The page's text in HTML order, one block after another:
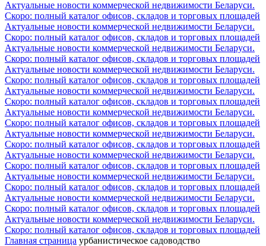
Актуальные новости коммерческой недвижимости Беларуси.
Скоро: полный каталог офисов, складов и торговых площадей
Актуальные новости коммерческой недвижимости Беларуси.
Скоро: полный каталог офисов, складов и торговых площадей
Актуальные новости коммерческой недвижимости Беларуси.
Скоро: полный каталог офисов, складов и торговых площадей
Актуальные новости коммерческой недвижимости Беларуси.
Скоро: полный каталог офисов, складов и торговых площадей
Актуальные новости коммерческой недвижимости Беларуси.
Скоро: полный каталог офисов, складов и торговых площадей
Актуальные новости коммерческой недвижимости Беларуси.
Скоро: полный каталог офисов, складов и торговых площадей
Актуальные новости коммерческой недвижимости Беларуси.
Скоро: полный каталог офисов, складов и торговых площадей
Актуальные новости коммерческой недвижимости Беларуси.
Скоро: полный каталог офисов, складов и торговых площадей
Актуальные новости коммерческой недвижимости Беларуси.
Скоро: полный каталог офисов, складов и торговых площадей
Актуальные новости коммерческой недвижимости Беларуси.
Скоро: полный каталог офисов, складов и торговых площадей
Актуальные новости коммерческой недвижимости Беларуси.
Скоро: полный каталог офисов, складов и торговых площадей
Главная страница урбанистическое садоводство